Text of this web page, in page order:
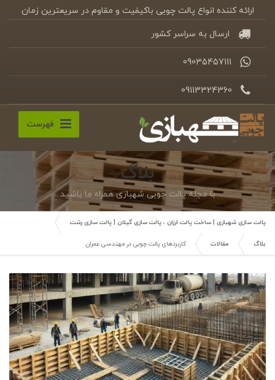
ارائه کننده انواع پالت چوبی باکیفیت و مقاوم در سریعترین زمان
ارسال به سراسر کشور
09035457111
09113324360
فهرست
بلاگ
با مجله پالت چوبی شهبازی همراه ما باشید
پالت سازی شهبازی | ساخت پالت ارزان ، پالت سازی گیلان | پالت سازی رشت
بلاگ مقالات کاربردهای پالت چوبی در مهندسی عمران